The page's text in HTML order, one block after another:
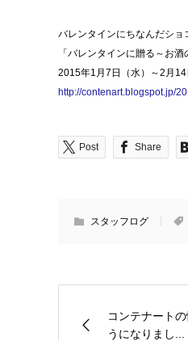
バレンタインにちなんだショ
「バレンタインに贈る～お酒
2015年1月7日（水）～2月14
http://contenart.blogspot.jp/
Post Share
スタッフログ
コンテナート
うになりまし...